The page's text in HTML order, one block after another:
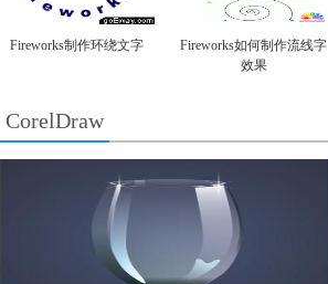
Fireworks制作环绕文字
Fireworks如何制作流线字
效果
CorelDraw